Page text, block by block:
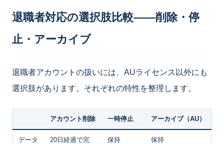
退職者対応の選択肢比較——削除・停
止・アーカイブ
退職者アカウントの扱いには、AUライセンス以外にも
選択肢があります。それぞれの特性を整理します。
アカウント削除 一時停止 アーカイブ（AU）
データ
20日経過で完
保持 保持